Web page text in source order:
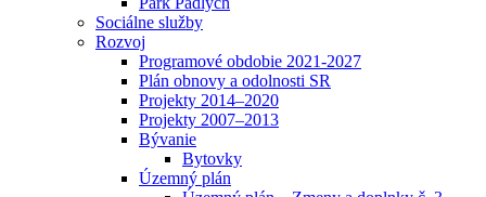
Sociálne služby
Rozvoj
Programové obdobie 2021-2027
Plán obnovy a odolnosti SR
Projekty 2014–2020
Projekty 2007–2013
Bývanie
Bytovky
Územný plán